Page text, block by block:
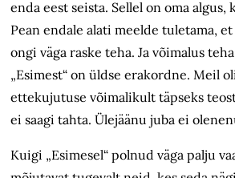
enda eest seista. Sellel on oma algus,
Pean endale alati meelde tuletama,
ongi väga raske teha. Ja võimalus
„Esimest“ on üldse erakordne. Meil
ettekujutuse võimalikult täpseks
ei saagi tahta. Ülejäänu juba ei
Kuigi „Esimesel“ polnud väga palju